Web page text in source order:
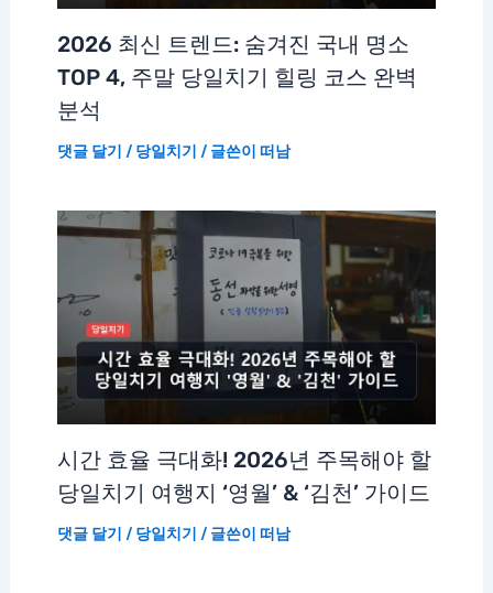
2026 최신 트렌드: 숨겨진 국내 명소
TOP 4, 주말 당일치기 힐링 코스 완벽
분석
댓글 달기 / 당일치기 / 글쓴이 떠남
시간 효율 극대화! 2026년 주목해야 할
당일치기 여행지 ‘영월’ & ‘김천’ 가이드
댓글 달기 / 당일치기 / 글쓴이 떠남